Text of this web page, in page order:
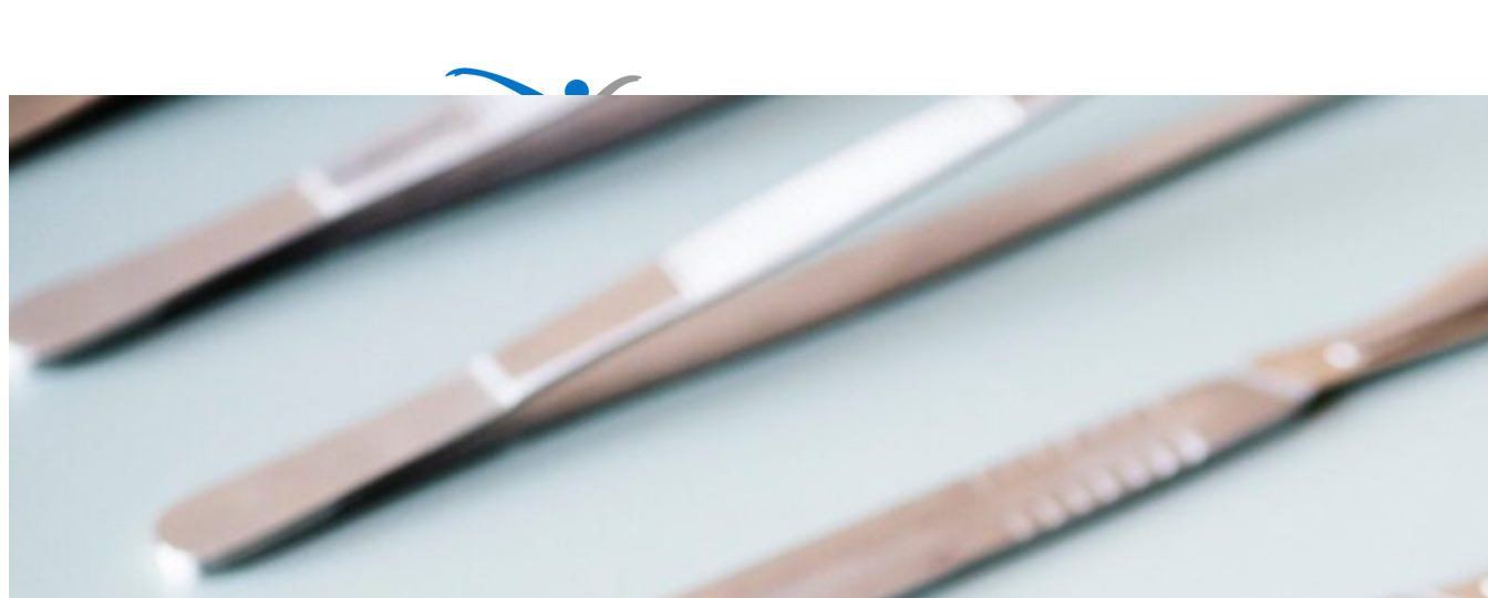
Hiperhidrosis
Transpiración de Manos
Transpiración de Axilas
Transpiración de Manos
Transpiración de Pies